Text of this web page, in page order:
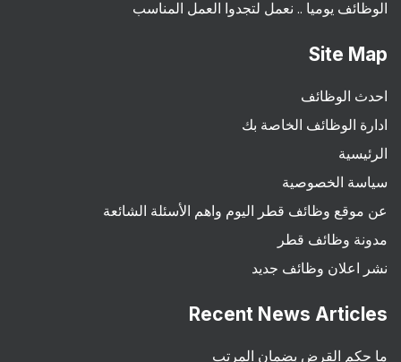
الوظائف يوميا .. نعمل لتجدوا العمل المناسب
Site Map
احدث الوظائف
ادارة الوظائف الخاصة بك
الرئيسية
سياسة الخصوصية
عن موقع وظائف قطر اليوم واهم الأسئلة الشائعة
مدونة وظائف قطر
نشر اعلان وظائف جديد
Recent News Articles
ما حكم القرض بضمان المرتب